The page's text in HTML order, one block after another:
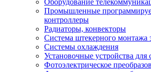
Оборудование
Промышленные
контроллеры
Радиаторы, конвекторы
Система штекерного монтажа
Системы охлаждения
Установочные устройства
Фотоэлектрическое